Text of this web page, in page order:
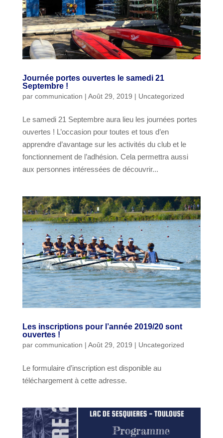
Journée portes ouvertes le samedi 21
Septembre !
par communication | Août 29, 2019 | Uncategorized
Le samedi 21 Septembre aura lieu les journées portes
ouvertes ! L’occasion pour toutes et tous d’en
apprendre d’avantage sur les activités du club et le
fonctionnement de l’adhésion. Cela permettra aussi
aux personnes intéressées de découvrir...
Les inscriptions pour l’année 2019/20 sont
ouvertes !
par communication | Août 29, 2019 | Uncategorized
Le formulaire d’inscription est disponible au
téléchargement à cette adresse.